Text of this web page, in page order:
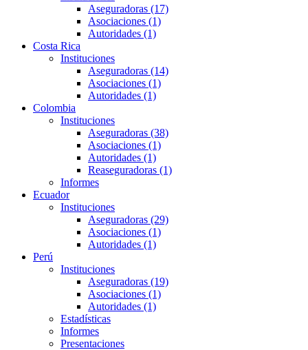
Aseguradoras (17)
Asociaciones (1)
Autoridades (1)
Costa Rica
Instituciones
Aseguradoras (14)
Asociaciones (1)
Autoridades (1)
Colombia
Instituciones
Aseguradoras (38)
Asociaciones (1)
Autoridades (1)
Reaseguradoras (1)
Informes
Ecuador
Instituciones
Aseguradoras (29)
Asociaciones (1)
Autoridades (1)
Perú
Instituciones
Aseguradoras (19)
Asociaciones (1)
Autoridades (1)
Estadísticas
Informes
Presentaciones